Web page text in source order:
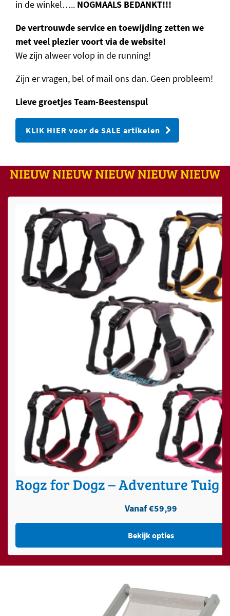
in de winkel….. NOGMAALS BEDANKT!!!
De vertrouwde service en toewijding zetten we
met veel plezier voort via de website!
We zijn alweer volop in de running!
Zijn er vragen, bel of mail ons dan. Geen probleem!
Lieve groetjes Team-Beestenspul
KLIK HIER voor de SALE artikelen
NIEUW NIEUW NIEUW NIEUW NIEUW
Rogz for Dogz – Adventure Tuig
Vanaf€59,99
Bekijk opties
Dit product heeft meerdere variaties. Deze optie kan
de productpagina